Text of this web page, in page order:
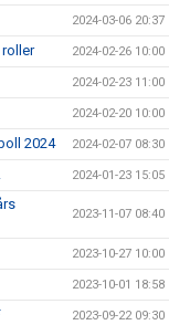
2024-03-06 20:37
2024-02-26 10:00
2024-02-23 11:00
2024-02-20 10:00
2024 2024-02-07 08:30
2024-01-23 15:05
2023-11-07 08:40
2023-10-27 10:00
2023-10-01 18:58
2023-09-22 09:30